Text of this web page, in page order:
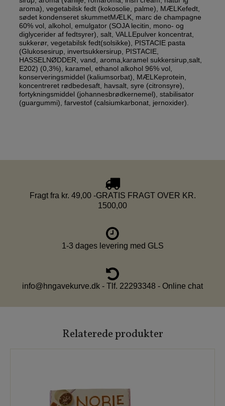
aroma), vegetabilsk fedt (kokosolie, palme), MÆLKefedt,
sødet kondenseret skummetMÆLK, marc de champagne
60% vol, alkohol, emulgator (SOJA lecitin, mono- og
diglycerider af fedtsyrer), salt, VALLEpulver koncentrat,
sukkerør, vegetabilsk fedt(solsikke), PISTACIE pasta
(Glukosesirup, invertsukkersirup, PISTACIE,
HASSELNØDDER, vand, aroma,karamel sukkersirup,salt,
E202) (0,3%), karamel, ethanol alkohol 96% vol,
konserveringsmiddel (kaliumsorbat), MÆLKeprotein,
koncentreret rødbedesaft, havsalt, syre (citronsyre),
fortykningsmiddel (johannesbrødkernemel), stabilisator
(guargummi), farvestof (calsiumkarbonat, jernoxider).
Fragt fra kr. 49,00 -GRATIS FRAGT OVER KR.
1500,00
1-3 dages levering med GLS
info@hngavekurve.dk - Tlf. 22293348 - Online chat
Relaterede produkter